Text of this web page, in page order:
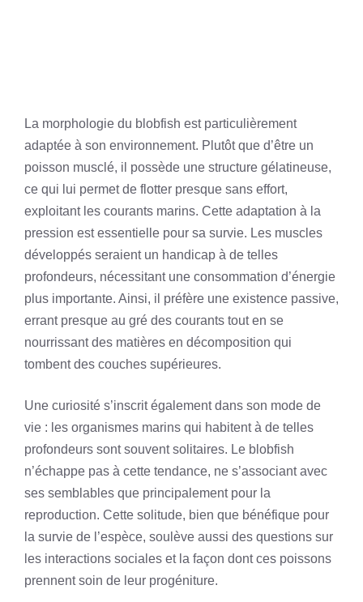
La morphologie du blobfish est particulièrement
adaptée à son environnement. Plutôt que d’être un
poisson musclé, il possède une structure gélatineuse,
ce qui lui permet de flotter presque sans effort,
exploitant les courants marins. Cette adaptation à la
pression est essentielle pour sa survie. Les muscles
développés seraient un handicap à de telles
profondeurs, nécessitant une consommation d’énergie
plus importante. Ainsi, il préfère une existence passive,
errant presque au gré des courants tout en se
nourrissant des matières en décomposition qui
tombent des couches supérieures.
Une curiosité s’inscrit également dans son mode de
vie : les organismes marins qui habitent à de telles
profondeurs sont souvent solitaires. Le blobfish
n’échappe pas à cette tendance, ne s’associant avec
ses semblables que principalement pour la
reproduction. Cette solitude, bien que bénéfique pour
la survie de l’espèce, soulève aussi des questions sur
les interactions sociales et la façon dont ces poissons
prennent soin de leur progéniture.